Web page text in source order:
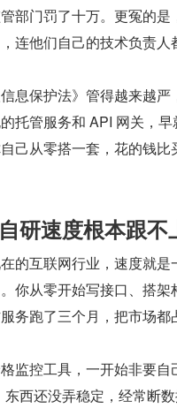
部门罚了十万。更冤的
连他们自己的技术负责人
息保护法》管得越来越
托管服务和 API 网关，
己从零搭一套，花的钱
研速度根本跟不
的互联网行业，速度就
你从零开始写接口、搭
务跑了三个月，把市场都
监控工具，一开始非要自
西还没弄稳定，经常断